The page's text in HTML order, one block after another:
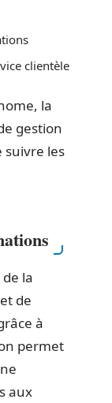
clientèle
la
gestion
suivre les
la
de
à
permet
aux